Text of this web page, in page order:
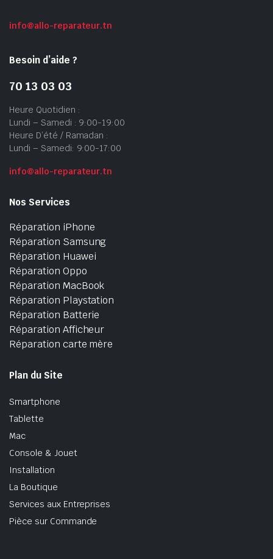
info@allo-reparateur.tn
Besoin d’aide ?
70 13 03 03
Heure Quotidien :
Lundi – Samedi : 9:00-19:00
Heure D’été / Ramadan :
Lundi – Samedi: 9:00-17:00
info@allo-reparateur.tn
Nos Services
Réparation iPhone
Réparation Samsung
Réparation Huawei
Réparation Oppo
Réparation MacBook
Réparation Playstation
Réparation Batterie
Réparation Afficheur
Réparation carte mère
Plan du Site
Smartphone
Tablette
Mac
Console & Jouet
Installation
La Boutique
Services aux Entreprises
Pièce sur Commande